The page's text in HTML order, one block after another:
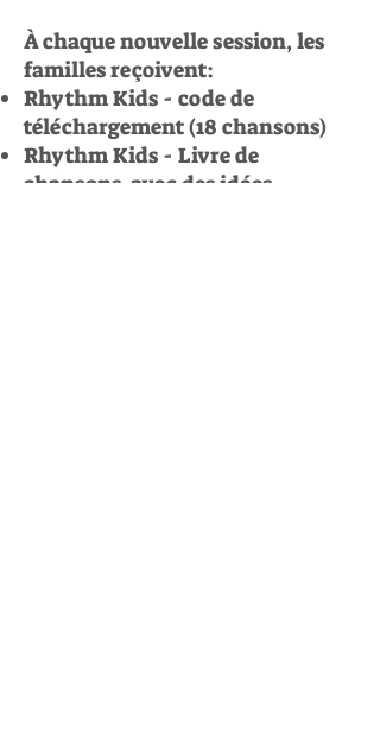
À chaque nouvelle session, les
familles reçoivent:
Rhythm Kids - code de
téléchargement (18 chansons)
Rhythm Kids - Livre de
chansons avec des idées